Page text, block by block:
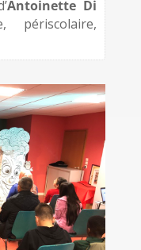
Antoinette Di
périscolaire,